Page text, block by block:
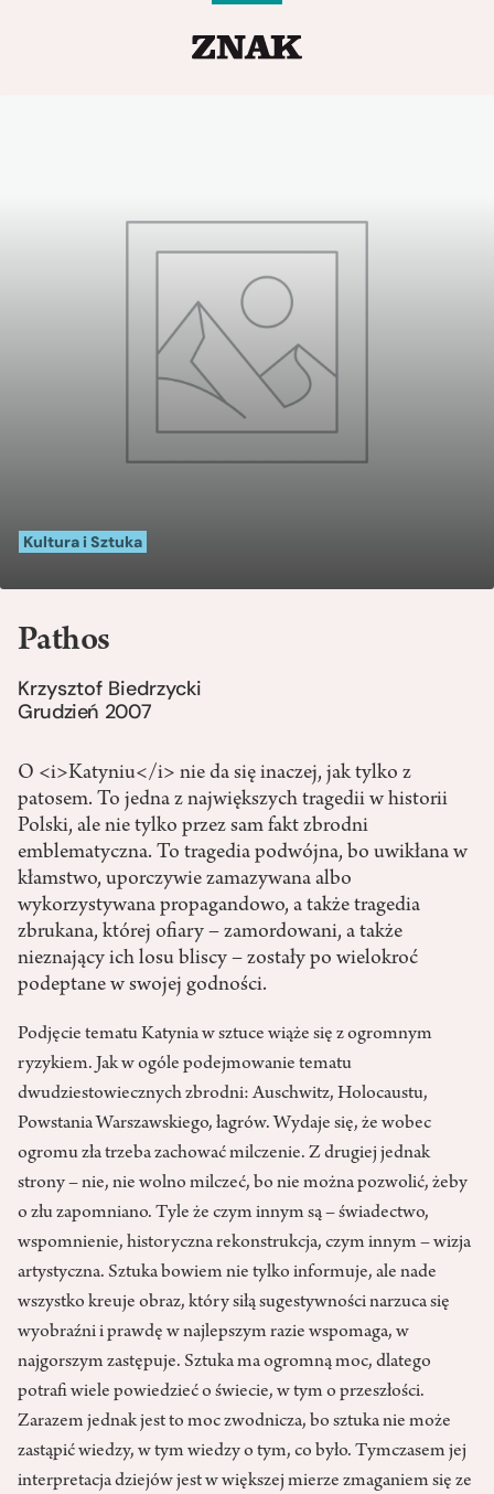
Kultura i Sztuka
Pathos
Krzysztof Biedrzycki
Grudzień 2007
O <i>Katyniu</i> nie da się inaczej, jak tylko z
patosem. To jedna z największych tragedii w historii
Polski, ale nie tylko przez sam fakt zbrodni
emblematyczna. To tragedia podwójna, bo uwikłana w
kłamstwo, uporczywie zamazywana albo
wykorzystywana propagandowo, a także tragedia
zbrukana, której ofiary – zamordowani, a także
nieznający ich losu bliscy – zostały po wielokroć
podeptane w swojej godności.
Podjęcie tematu Katynia w sztuce wiąże się z ogromnym
ryzykiem. Jak w ogóle podejmowanie tematu
dwudziestowiecznych zbrodni: Auschwitz, Holocaustu,
Powstania Warszawskiego, łagrów. Wydaje się, że wobec
ogromu zła trzeba zachować milczenie. Z drugiej jednak
strony – nie, nie wolno milczeć, bo nie można pozwolić, żeby
o złu zapomniano. Tyle że czym innym są – świadectwo,
wspomnienie, historyczna rekonstrukcja, czym innym – wizja
artystyczna. Sztuka bowiem nie tylko informuje, ale nade
wszystko kreuje obraz, który siłą sugestywności narzuca się
wyobraźni i prawdę w najlepszym razie wspomaga, w
najgorszym zastępuje. Sztuka ma ogromną moc, dlatego
potrafi wiele powiedzieć o świecie, w tym o przeszłości.
Zarazem jednak jest to moc zwodnicza, bo sztuka nie może
zastąpić wiedzy, w tym wiedzy o tym, co było. Tymczasem jej
interpretacja dziejów jest w większej mierze zmaganiem się ze